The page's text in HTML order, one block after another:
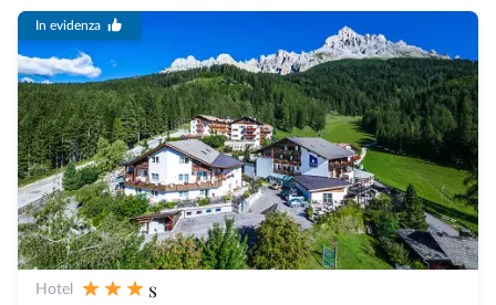
In evidenza
Hotel
s